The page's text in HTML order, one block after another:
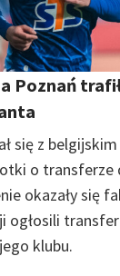
Poznań
się z
o transferze
okazały się
ogłosili
klubu.